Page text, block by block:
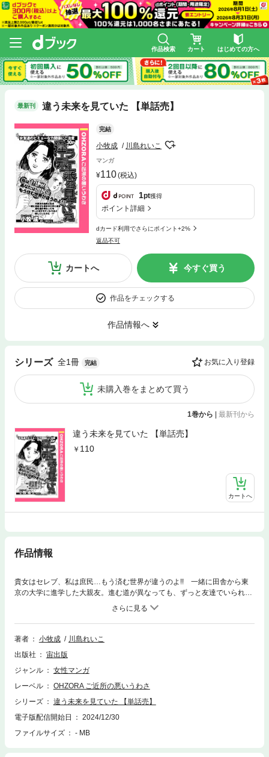
作品検索 カート はじめての方へ
最新刊 違う未来を見ていた 【単話売】
完結
小牧成 川島れいこ
マンガ
110(税込)
1pt獲得
ポイント詳細
dカード利用でさらにポイント+2%
返品不可
カートへ 今すぐ買う
作品をチェックする
作品情報へ
シリーズ 全1冊 完結 お気に入り登録
未購入巻をまとめて買う
1巻から 最新刊から
違う未来を見ていた 【単話売】
110
カートへ
作品情報
貴女はセレブ、私は庶民…もう済む世界が違うのよ!! 一緒に田舎から東
京の大学に進学した大親友。進む道が異なっても、ずっと友達でいられる
と信じていたのに!? ※本作品は、他コンテンツに収録されている場合がご
ざいます。重複購入にご注意ください。
著者 小牧成
川島れいこ
出版社
宙出版
ジャンル
女性マンガ
レーベル
OHZORA ご近所の悪いうわさ
シリーズ
違う未来を見ていた 【単話売】
電子版配信開始日
2024/12/30
ファイルサイズ
- MB